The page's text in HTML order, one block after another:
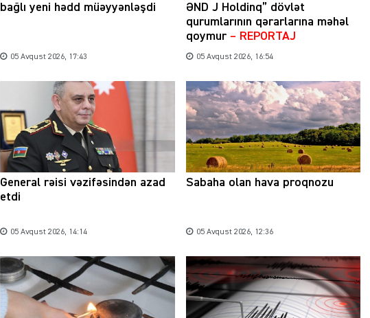
bağlı yeni hədd müəyyənləşdi
05 Avqust 2026, 17:43
ƏND J Holdinq” dövlət
qurumlarının qərarlarına məhəl
qoymur – REPORTAJ
05 Avqust 2026, 16:54
General rəisi vəzifəsindən azad
etdi
05 Avqust 2026, 14:14
Sabaha olan hava proqnozu
05 Avqust 2026, 12:36